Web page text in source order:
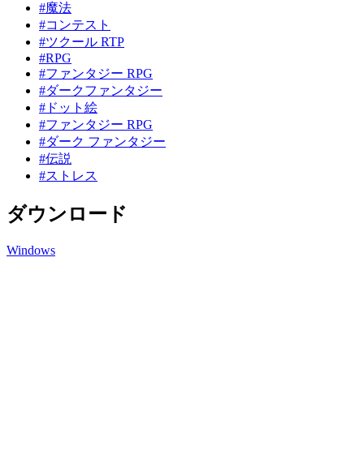
#魔法
#コンテスト
#ツクール RTP
#RPG
#ファンタジー RPG
#ダークファンタジー
#ドット絵
#ファンタジー RPG
#ダーク ファンタジー
#伝説
#ストレス
ダウンロード
Windows